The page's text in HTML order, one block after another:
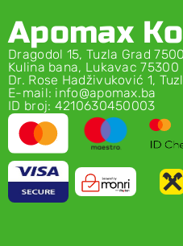
Apomax
Dragodol 15, Tuzla Grad
Kulina bana, Lukavac 75300
Dr. Rose Hadživuković 1,
E-mail: info@apomax.ba
ID broj: 4210630450003